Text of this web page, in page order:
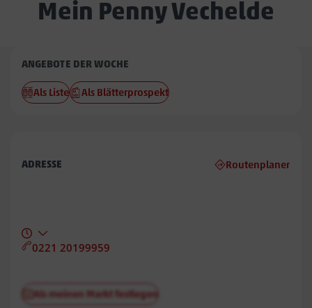
Mein Penny Vechelde
Penny
Vechelde
ANGEBOTE DER WOCHE
Als Liste Als Blätterprospekt
ADRESSE Routenplaner
0221 20199959
Als meinen Markt festlegen